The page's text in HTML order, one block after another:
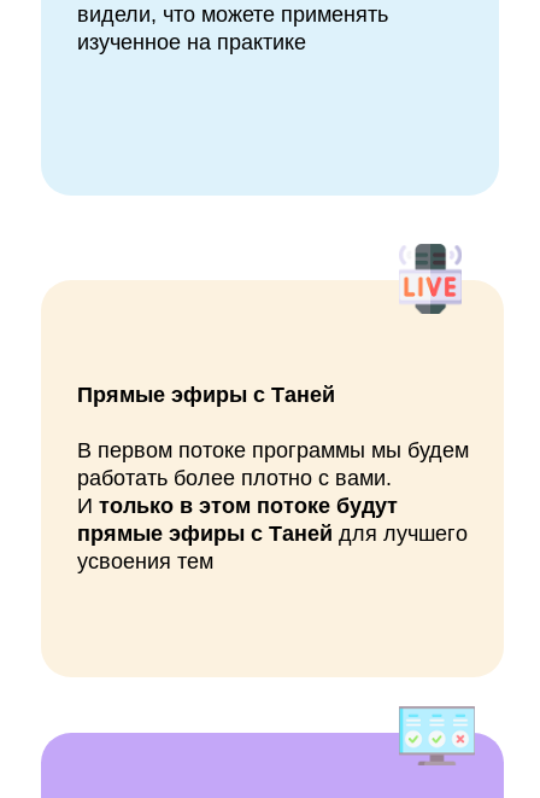
видели, что можете применять
изученное на практике
Прямые эфиры с Таней
В первом потоке программы мы будем
работать более плотно с вами.
И только в этом потоке будут
прямые эфиры с Таней для лучшего
усвоения тем